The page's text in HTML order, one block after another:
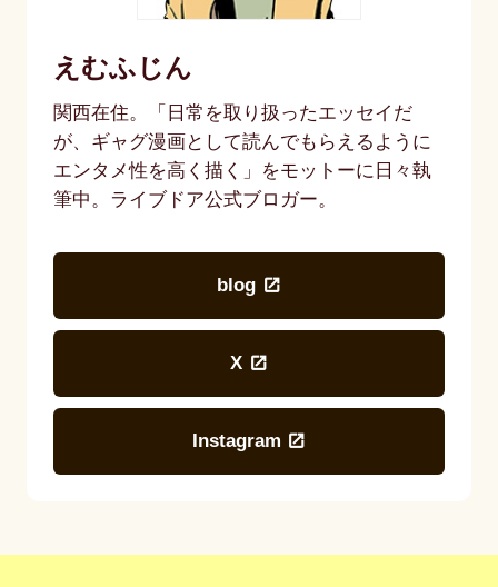
えむふじん
関西在住。「日常を取り扱ったエッセイだ
が、ギャグ漫画として読んでもらえるように
エンタメ性を高く描く」をモットーに日々執
筆中。ライブドア公式ブロガー。
blog
X
Instagram